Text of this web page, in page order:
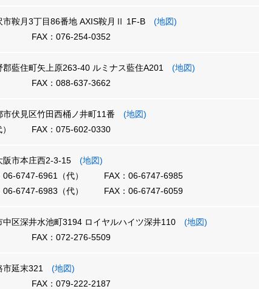
鞍月3丁目86番地 AXIS鞍月Ⅱ 1F-B (地図)
FAX：076-254-0352
藍住町矢上原263-40 ルミナス藍住A201 (地図)
FAX：088-637-3662
伏見区竹田西桶ノ井町11番 (地図)
FAX：075-602-0330
市本庄西2-3-15 (地図)
06-6747-6961（代）
FAX：06-6747-6985
06-6747-6983（代） FAX：06-6747-6059
区深井水池町3194 ロイヤルハイツ深井110 (地図)
FAX：072-276-5509
市延末321 (地図)
FAX：079-222-2187